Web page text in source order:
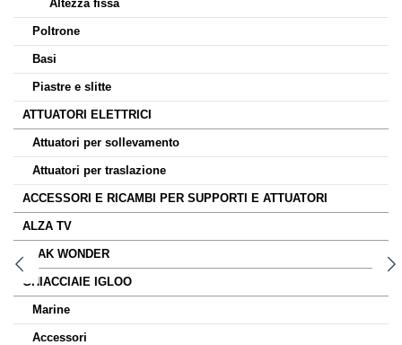
Altezza fissa
Poltrone
Basi
Piastre e slitte
ATTUATORI ELETTRICI
Attuatori per sollevamento
Attuatori per traslazione
ACCESSORI E RICAMBI PER SUPPORTI E ATTUATORI
ALZA TV
TEAK WONDER
GHIACCIAIE IGLOO
Marine
Accessori